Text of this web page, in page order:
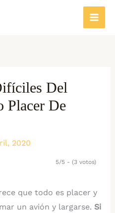
Del
Placer De
2020
5/5 - (3 votos)
que todo es placer y
un avión y largarse. Si